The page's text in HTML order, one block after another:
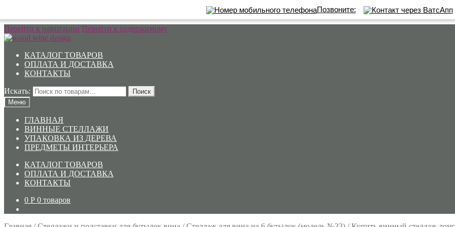
Позвоните:
Перейти к навигации Перейти к содержимому
КАТАЛОГ ТОВАРОВ
ОПЛАТА И ДОСТАВКА
КОНТАКТЫ
Искать:
Поиск
Меню
ГЛАВНАЯ
ВИННЫЕ СТЕЛЛАЖИ
УПАКОВКА ИЗ ДЕРЕВА
ПРЕДМЕТЫ ИНТЕРЬЕРА
КАТАЛОГ ТОВАРОВ
ОПЛАТА И ДОСТАВКА
КОНТАКТЫ
0 Р 0 товаров